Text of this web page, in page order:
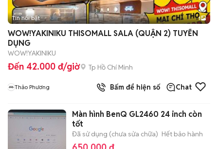
Tin nổi bật 1
WOW!YAKINIKU THISOMALL SALA (QUẬN 2) TUYỂN
DỤNG
WOW!YAKINIKU
Đến 42.000 đ/giờ Tp Hồ Chí Minh
Thảo Phương Bấm để hiện số Chat
Màn hình BenQ GL2460 24 inch còn
tốt
Đã sử dụng (chưa sửa chữa) Hết bảo hành